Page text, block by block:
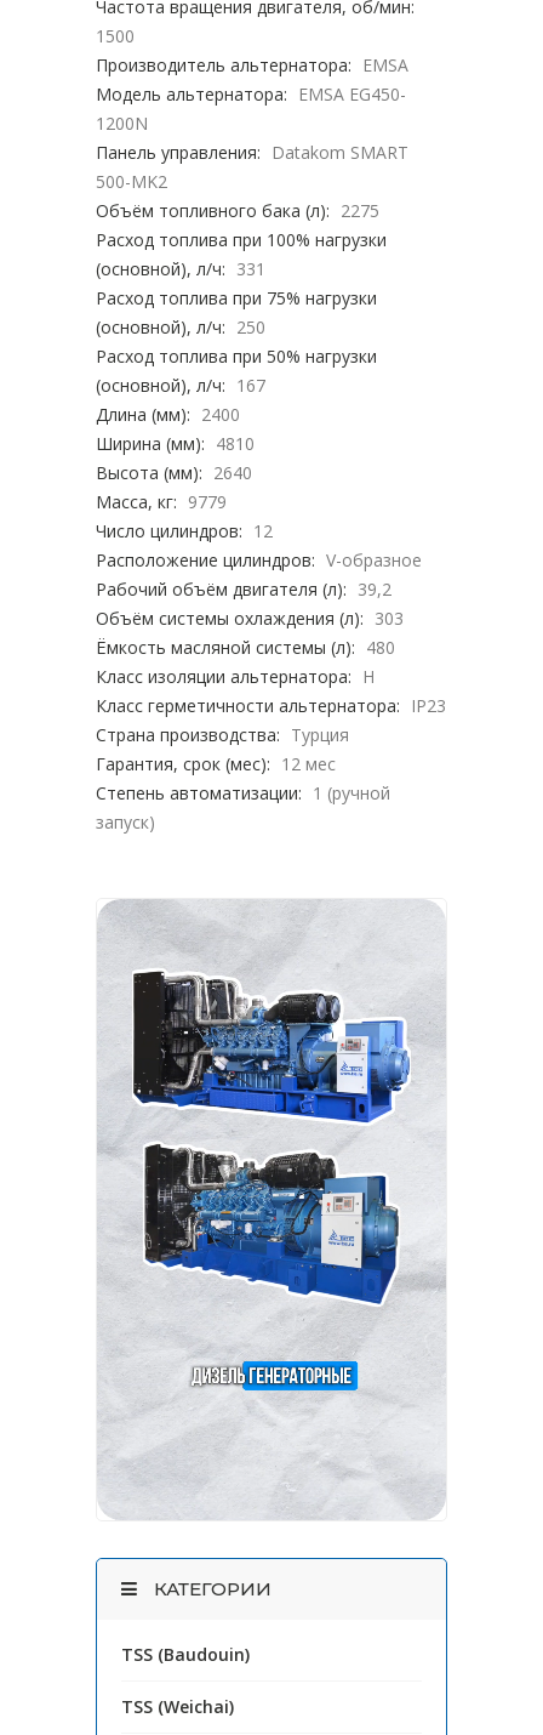
Частота вращения двигателя, об/мин:
1500
Производитель альтернатора:
EMSA
Модель альтернатора:
EMSA EG450-
1200N
Панель управления:
Datakom SMART
500-MK2
Объём топливного бака (л): 2275
Расход топлива при 100% нагрузки
(основной), л/ч: 331
Расход топлива при 75% нагрузки
(основной), л/ч: 250
Расход топлива при 50% нагрузки
(основной), л/ч: 167
Длина (мм): 2400
Ширина (мм): 4810
Высота (мм): 2640
Масса, кг: 9779
Число цилиндров: 12
Расположение цилиндров: V-образное
Рабочий объём двигателя (л): 39,2
Объём системы охлаждения (л): 303
Ёмкость масляной системы (л): 480
Класс изоляции альтернатора:
H
Класс герметичности альтернатора:
IP23
Страна производства: Турция
Гарантия, срок (мес): 12 мес
Степень автоматизации: 1 (ручной
запуск)
КАТЕГОРИИ
TSS (Baudouin)
TSS (Weichai)